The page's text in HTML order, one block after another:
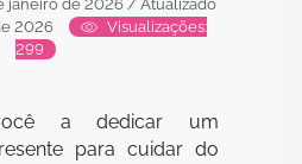
janeiro de 2026 / Atualizado
2026
Visualizações:
299
a dedicar um
para cuidar do